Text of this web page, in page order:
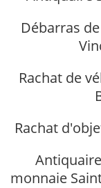
Débarras
Rachat de
Rachat
monnaie